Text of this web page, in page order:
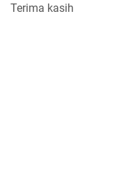
Terima kasih